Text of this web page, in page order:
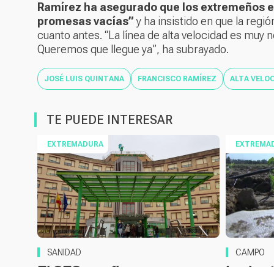
Ramírez ha asegurado que los
promesas vacías”y ha insistido en que la
cuanto antes. “La línea de alta velocidad es
Queremos que llegue ya”, ha subrayado.
JOSÉ LUIS QUINTANA FRANCISCO RAMÍREZ ALTA
TE PUEDE INTERESAR
EXTREMADURA
SANIDAD CAMPO